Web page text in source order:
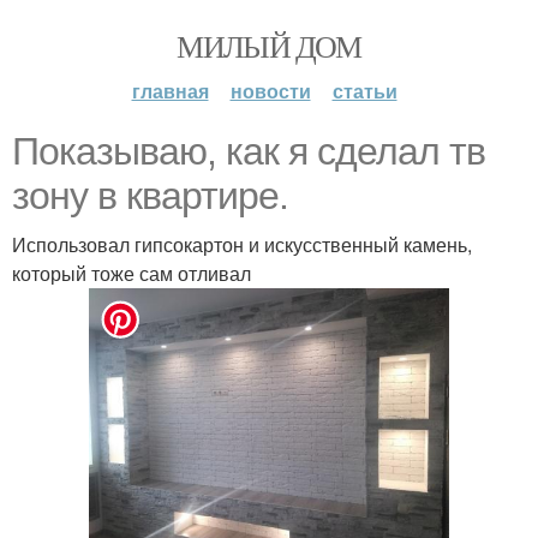
МИЛЫЙ ДОМ
главная новости статьи
Показываю, как я сделал тв
зону в квартире.
Использовал гипсокартон и искусственный камень,
который тоже сам отливал